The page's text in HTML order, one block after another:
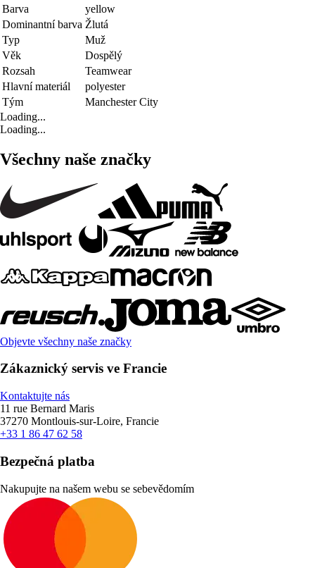
Barva
yellow
Dominantní barva Žlutá
Typ
Muž
Věk
Dospělý
Rozsah
Teamwear
Hlavní materiál
polyester
Tým
Manchester City
Loading...
Loading...
Všechny naše značky
Objevte všechny naše značky
Zákaznický servis ve Francie
Kontaktujte nás
11 rue Bernard Maris
37270 Montlouis-sur-Loire, Francie
+33 1 86 47 62 58
Bezpečná platba
Nakupujte na našem webu se sebevědomím